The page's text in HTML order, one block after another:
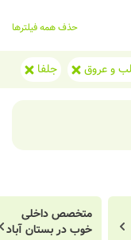
حذف همه فیلترها
و عروق جلفا
متخصص داخلی
خوب در بستان آباد